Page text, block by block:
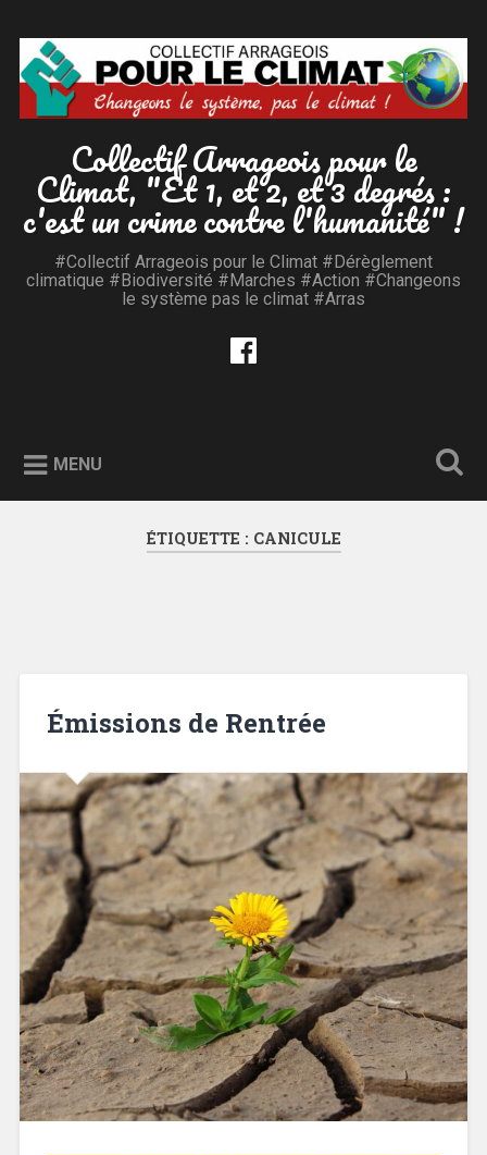
contenu
principal
Recherche
Collectif Arrageois pour le
Climat, "Et 1, et 2, et 3 degrés :
c'est un crime contre l'humanité" !
#Collectif Arrageois pour le Climat #Dérèglement
climatique #Biodiversité #Marches #Action #Changeons
le système pas le climat #Arras
MENU
ÉTIQUETTE : CANICULE
Émissions de Rentrée